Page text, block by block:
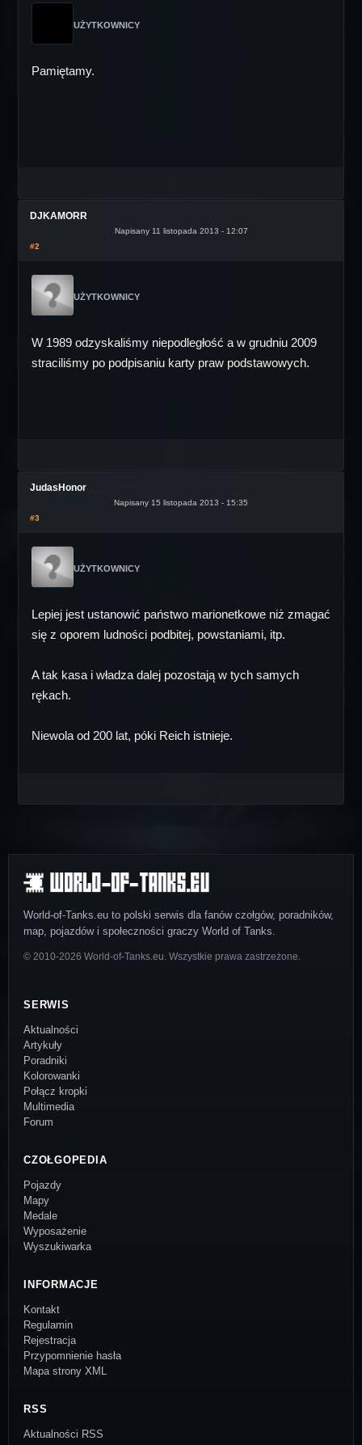
UŻYTKOWNICY
Pamiętamy.
DJKAMORR
Napisany 11 listopada 2013 - 12:07
#2
UŻYTKOWNICY
W 1989 odzyskaliśmy niepodległość a w grudniu 2009
straciliśmy po podpisaniu karty praw podstawowych.
JudasHonor
Napisany 15 listopada 2013 - 15:35
#3
UŻYTKOWNICY
Lepiej jest ustanowić państwo marionetkowe niż zmagać
się z oporem ludności podbitej, powstaniami, itp.
A tak kasa i władza dalej pozostają w tych samych
rękach.
Niewola od 200 lat, póki Reich istnieje.
World-of-Tanks.eu to polski serwis dla fanów czołgów, poradników,
map, pojazdów i społeczności graczy World of Tanks.
© 2010-2026 World-of-Tanks.eu. Wszystkie prawa zastrzeżone.
SERWIS
Aktualności
Artykuły
Poradniki
Kolorowanki
Połącz kropki
Multimedia
Forum
CZOŁGOPEDIA
Pojazdy
Mapy
Medale
Wyposażenie
Wyszukiwarka
INFORMACJE
Kontakt
Regulamin
Rejestracja
Przypomnienie hasła
Mapa strony XML
RSS
Aktualności RSS